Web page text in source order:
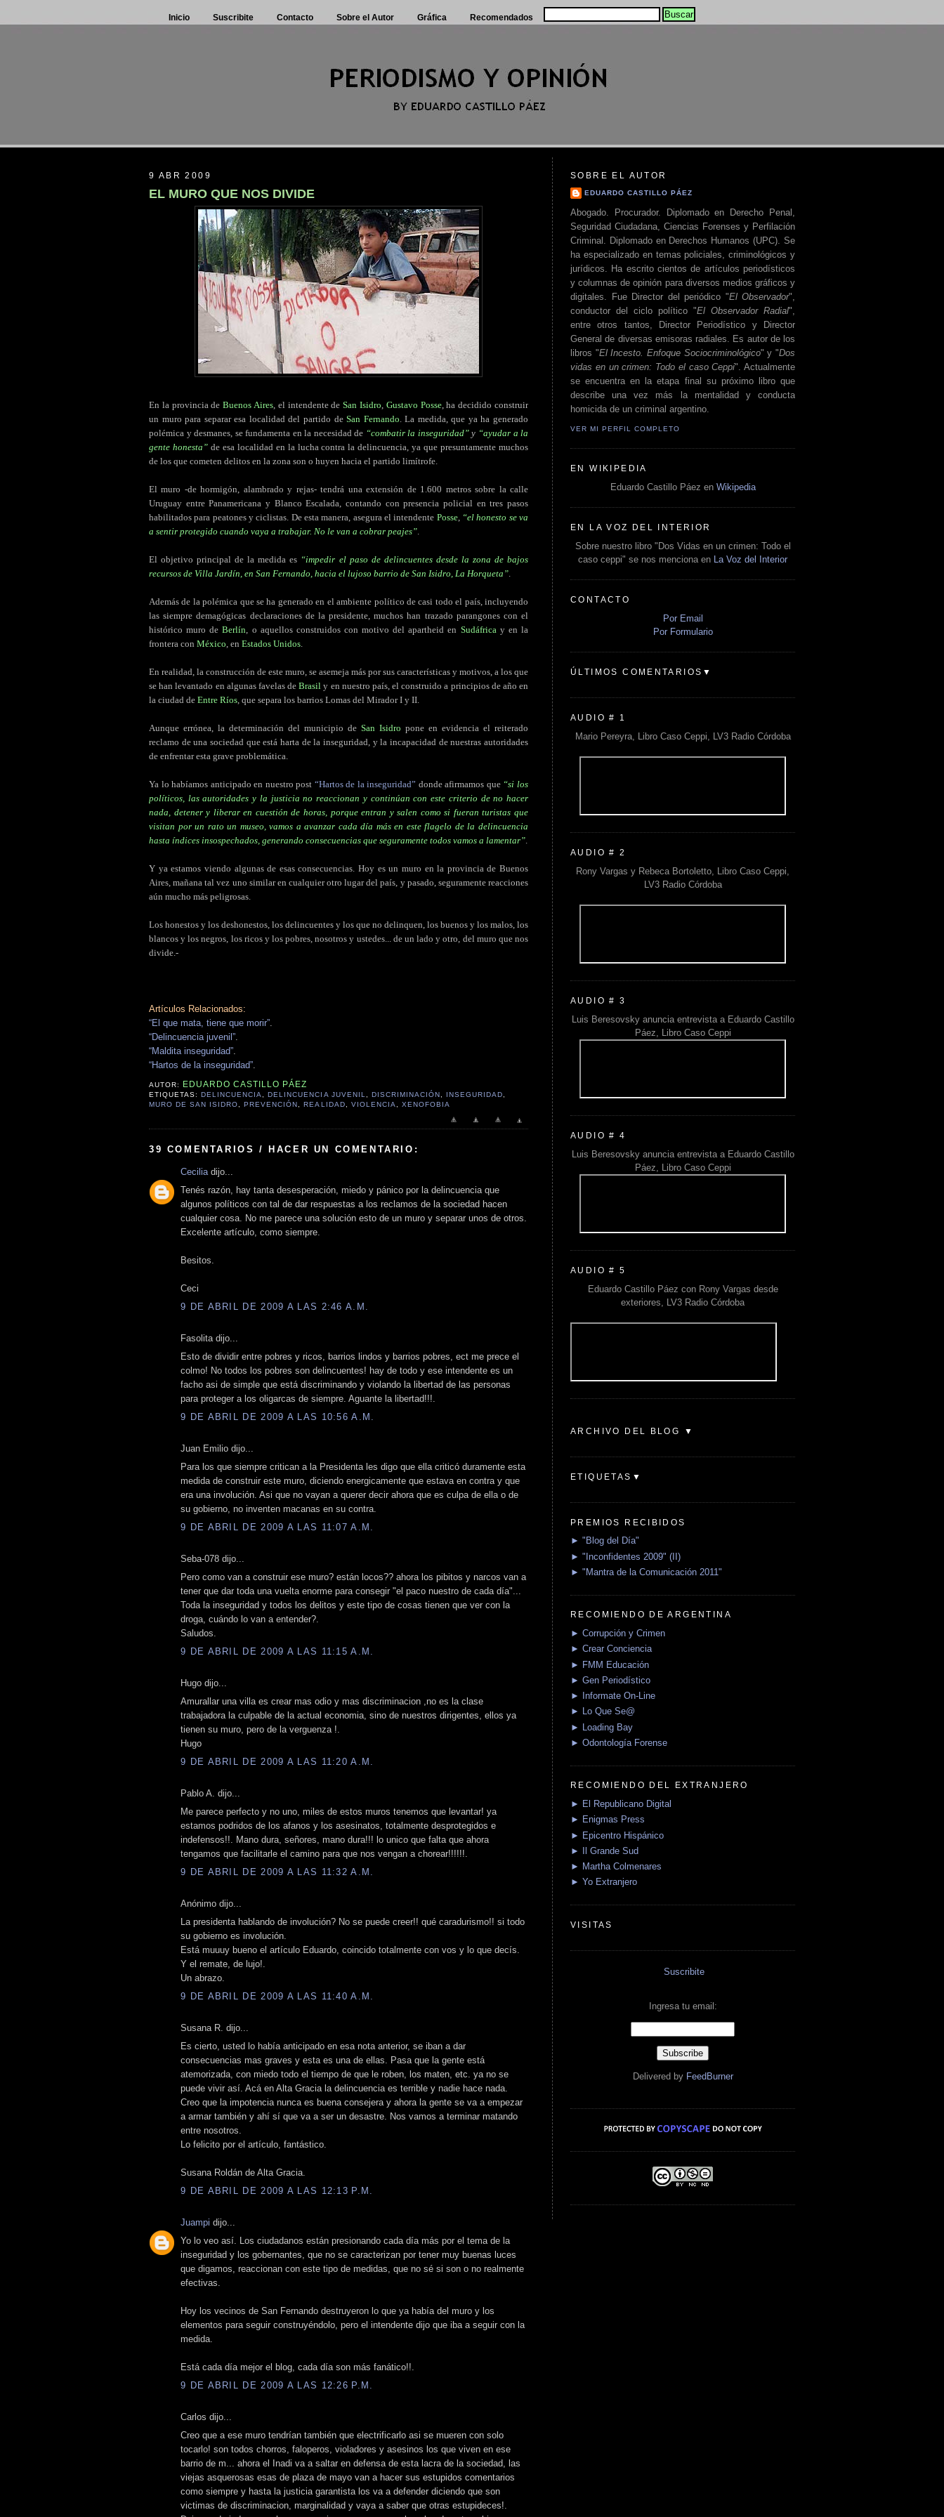
Inicio Suscribite Contacto Sobre el Autor Gráfica Recomendados
9 ABR 2009
EL MURO QUE NOS DIVIDE
En la provincia deBuenos Aires, el intendente deSan Isidro, Gustavo Posse, ha decidido construir
un muro para separar esa localidad del partido deSan Fernando. La medida, que ya ha generado
polémica y desmanes, se fundamenta en la necesidad de “combatir la inseguridad”y “ayudar a la
gente honesta”de esa localidad en la lucha contra la delincuencia, ya que presuntamente muchos
de los que cometen delitos en la zona son o huyen hacia el partido limítrofe.
El muro -de hormigón, alambrado y rejas- tendrá una extensión de 1.600 metros sobre la calle
Uruguay entre Panamericana y Blanco Escalada, contando con presencia policial en tres pasos
habilitados para peatones y ciclistas. De esta manera, asegura el intendente Posse, “el honesto se va
a sentir protegido cuando vaya a trabajar. No le van a cobrar peajes”.
El objetivo principal de la medida es “impedir el paso de delincuentes desde la zona de bajos
recursos de Villa Jardín, en San Fernando, hacia el lujoso barrio de San Isidro, La Horqueta”.
Además de la polémica que se ha generado en el ambiente político de casi todo el país, incluyendo
las siempre demagógicas declaraciones de la presidente, muchos han trazado parangones con el
histórico muro deBerlín, o aquellos construidos con motivo del apartheid en Sudáfricay en la
frontera con México, en Estados Unidos.
En realidad, la construcción de este muro, se asemeja más por sus características y motivos, a los que
se han levantado en algunas favelas deBrasil y en nuestro país, el construido a principios de año en
la ciudad de Entre Ríos, que separa los barrios Lomas del Mirador I y II.
Aunque errónea, la determinación del municipio de San Isidro pone en evidencia el reiterado
reclamo de una sociedad que está harta de la inseguridad, y la incapacidad de nuestras autoridades
de enfrentar esta grave problemática.
Ya lo habíamos anticipado en nuestro post “Hartos de la inseguridad” donde afirmamos que “si los
políticos, las autoridades y la justicia no reaccionan y continúan con este criterio de no hacer
nada, detener y liberar en cuestión de horas, porque entran y salen como si fueran turistas que
visitan por un rato un museo, vamos a avanzar cada día más en este flagelo de la delincuencia
hasta índices insospechados, generando consecuencias que seguramente todos vamos a lamentar”.
Y ya estamos viendo algunas de esas consecuencias. Hoy es un muro en la provincia de Buenos
Aires, mañana tal vez uno similar en cualquier otro lugar del país, y pasado, seguramente reacciones
aún mucho más peligrosas.
Los honestos y los deshonestos, los delincuentes y los que no delinquen, los buenos y los malos, los
blancos y los negros, los ricos y los pobres, nosotros y ustedes... de un lado y otro, del muro que nos
divide.-
Artículos Relacionados:
“El que mata, tiene que morir”.
“Delincuencia juvenil”.
“Maldita inseguridad”.
“Hartos de la inseguridad”.
AUTOR: EDUARDO CASTILLO PÁEZ
ETIQUETAS:DELINCUENCIA ,DELINCUENCIA JUVENIL DISCRIMINACIÓN INSEGURIDAD
MURO DE SAN ISIDRO
,PREVENCIÓN ,REALIDAD VIOLENCIA XENOFOBIA
39 COMENTARIOS / HACER UN COMENTARIO:
Cecilia dijo...
Tenés razón, hay tanta desesperación, miedo y pánico por la delincuencia que
algunos políticos con tal de dar respuestas a los reclamos de la sociedad hacen
cualquier cosa. No me parece una solución esto de un muro y separar unos de otros.
Excelente artículo, como siempre.
Besitos.
Ceci
9 DE ABRIL DE 2009 A LAS 2:46 A.M.
Fasolita dijo...
Esto de dividir entre pobres y ricos, barrios lindos y barrios pobres, ect me prece el
colmo! No todos los pobres son delincuentes! hay de todo y ese intendente es un
facho asi de simple que está discriminando y violando la libertad de las personas
para proteger a los oligarcas de siempre. Aguante la libertad!!!.
9 DE ABRIL DE 2009 A LAS 10:56 A.M.
Juan Emilio dijo...
Para los que siempre critican a la Presidenta les digo que ella criticó duramente esta
medida de construir este muro, diciendo energicamente que estava en contra y que
era una involución. Asi que no vayan a querer decir ahora que es culpa de ella o de
su gobierno, no inventen macanas en su contra.
9 DE ABRIL DE 2009 A LAS 11:07 A.M.
Seba-078 dijo...
Pero como van a construir ese muro? están locos?? ahora los pibitos y narcos van a
tener que dar toda una vuelta enorme para consegir "el paco nuestro de cada día"...
Toda la inseguridad y todos los delitos y este tipo de cosas tienen que ver con la
droga, cuándo lo van a entender?.
Saludos.
9 DE ABRIL DE 2009 A LAS 11:15 A.M.
Hugo dijo...
Amurallar una villa es crear mas odio y mas discriminacion ,no es la clase
trabajadora la culpable de la actual economia, sino de nuestros dirigentes, ellos ya
tienen su muro, pero de la verguenza !.
Hugo
9 DE ABRIL DE 2009 A LAS 11:20 A.M.
Pablo A. dijo...
Me parece perfecto y no uno, miles de estos muros tenemos que levantar! ya
estamos podridos de los afanos y los asesinatos, totalmente desprotegidos e
indefensos!!. Mano dura, señores, mano dura!!! lo unico que falta que ahora
tengamos que facilitarle el camino para que nos vengan a chorear!!!!!!.
9 DE ABRIL DE 2009 A LAS 11:32 A.M.
Anónimo dijo...
La presidenta hablando de involución? No se puede creer!! qué caradurismo!! si todo
su gobierno es involución.
Está muuuy bueno el artículo Eduardo, coincido totalmente con vos y lo que decís.
Y el remate, de lujo!.
Un abrazo.
9 DE ABRIL DE 2009 A LAS 11:40 A.M.
Susana R. dijo...
Es cierto, usted lo había anticipado en esa nota anterior, se iban a dar
consecuencias mas graves y esta es una de ellas. Pasa que la gente está
atemorizada, con miedo todo el tiempo de que le roben, los maten, etc. ya no se
puede vivir así. Acá en Alta Gracia la delincuencia es terrible y nadie hace nada.
Creo que la impotencia nunca es buena consejera y ahora la gente se va a empezar
a armar también y ahí sí que va a ser un desastre. Nos vamos a terminar matando
entre nosotros.
Lo felicito por el artículo, fantástico.
Susana Roldán de Alta Gracia.
9 DE ABRIL DE 2009 A LAS 12:13 P.M.
Juampi dijo...
Yo lo veo así. Los ciudadanos están presionando cada día más por el tema de la
inseguridad y los gobernantes, que no se caracterizan por tener muy buenas luces
que digamos, reaccionan con este tipo de medidas, que no sé si son o no realmente
efectivas.
Hoy los vecinos de San Fernando destruyeron lo que ya había del muro y los
elementos para seguir construyéndolo, pero el intendente dijo que iba a seguir con la
medida.
Está cada día mejor el blog, cada día son más fanático!!.
9 DE ABRIL DE 2009 A LAS 12:26 P.M.
Carlos dijo...
Creo que a ese muro tendrían también que electrificarlo asi se mueren con solo
tocarlo! son todos chorros, faloperos, violadores y asesinos los que viven en ese
barrio de m... ahora el Inadi va a saltar en defensa de esta lacra de la sociedad, las
viejas asquerosas esas de plaza de mayo van a hacer sus estupidos comentarios
como siempre y hasta la justicia garantista los va a defender diciendo que son
victimas de discriminacion, marginalidad y vaya a saber que otras estupideces!.
SOBRE EL AUTOR
EDUARDO CASTILLO PÁEZ
Abogado. Procurador. Diplomado en Derecho Penal,
Seguridad Ciudadana, Ciencias Forenses y Perfilación
Criminal. Diplomado en Derechos Humanos (UPC). Se
ha especializado en temas policiales, criminológicos y
jurídicos. Ha escrito cientos de artículos periodísticos
y columnas de opinión para diversos medios gráficos y
digitales. Fue Director del periódico "El Observador",
conductor del ciclo político "El Observador Radial",
entre otros tantos, Director Periodístico y Director
General de diversas emisoras radiales. Es autor de los
libros "El Incesto. Enfoque Sociocriminológico" y "Dos
vidas en un crimen: Todo el caso Ceppi". Actualmente
se encuentra en la etapa final su próximo libro que
describe una vez más la mentalidad y conducta
homicida de un criminal argentino.
VER MI PERFIL COMPLETO
EN WIKIPEDIA
Eduardo Castillo Páez en Wikipedia
EN LA VOZ DEL INTERIOR
Sobre nuestro libro "Dos Vidas en un crimen: Todo el
caso ceppi" se nos menciona en
La Voz del Interior
CONTACTO
Por Email
Por Formulario
ÚLTIMOS COMENTARIOS▼
AUDIO # 1
Mario Pereyra, Libro Caso Ceppi, LV3 Radio Córdoba
AUDIO # 2
Rony Vargas y Rebeca Bortoletto, Libro Caso Ceppi,
LV3 Radio Córdoba
AUDIO # 3
Luis Beresovsky anuncia entrevista a Eduardo Castillo
Páez, Libro Caso Ceppi
AUDIO # 4
Luis Beresovsky anuncia entrevista a Eduardo Castillo
Páez, Libro Caso Ceppi
AUDIO # 5
Eduardo Castillo Páez con Rony Vargas desde
exteriores, LV3 Radio Córdoba
ARCHIVO DEL BLOG ▼
ETIQUETAS▼
PREMIOS RECIBIDOS
► "Blog del Día"
► "Inconfidentes 2009" (II)
► "Mantra de la Comunicación 2011"
RECOMIENDO DE ARGENTINA
► Corrupción y Crimen
► Crear Conciencia
► FMM Educación
► Gen Periodístico
► Informate On-Line
► Lo Que Se@
► Loading Bay
► Odontología Forense
RECOMIENDO DEL EXTRANJERO
► El Republicano Digital
► Enigmas Press
► Epicentro Hispánico
► Il Grande Sud
► Martha Colmenares
► Yo Extranjero
VISITAS
Suscribite
Ingresa tu email:
Delivered by FeedBurner